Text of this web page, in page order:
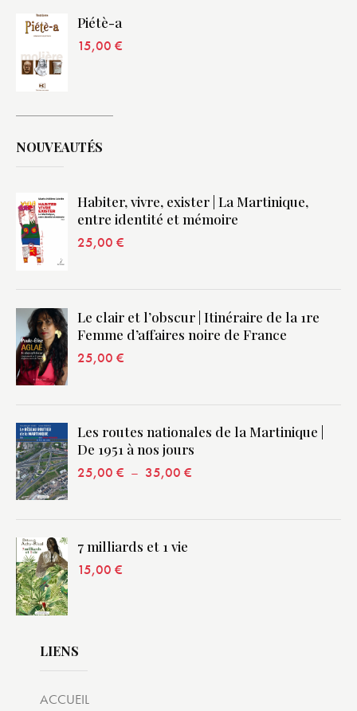
Piétè-a
15,00 €
NOUVEAUTÉS
Habiter, vivre, exister | La Martinique,
entre identité et mémoire
25,00 €
Le clair et l’obscur | Itinéraire de la 1re
Femme d’affaires noire de France
25,00 €
Les routes nationales de la Martinique |
De 1951 à nos jours
25,00 € – 35,00 €
7 milliards et 1 vie
15,00 €
LIENS
ACCUEIL